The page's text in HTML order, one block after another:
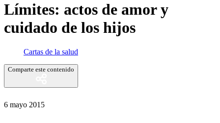
Límites: actos de amor y
cuidado de los hijos
Cartas de la salud
Comparte este contenido
6 mayo 2015